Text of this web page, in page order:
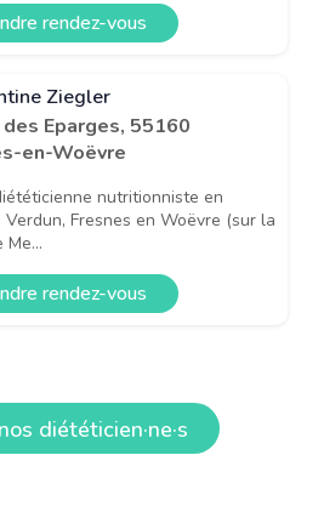
rendez-vous
Ziegler
des Eparges, 55160
en-Woëvre
nutritionniste en
Fresnes en Woëvre (sur la
rendez-vous
diététicien·ne·s